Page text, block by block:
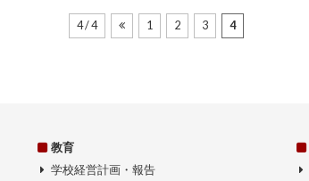
4 / 4 1 2 3 4
教育
学校経営計画・報告